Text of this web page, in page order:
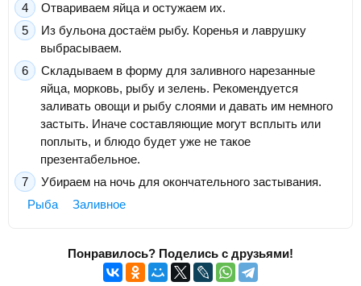
Отвариваем яйца и остужаем их.
Из бульона достаём рыбу. Коренья и лаврушку
выбрасываем.
Складываем в форму для заливного нарезанные
яйца, морковь, рыбу и зелень. Рекомендуется
заливать овощи и рыбу слоями и давать им немного
застыть. Иначе составляющие могут всплыть или
поплыть, и блюдо будет уже не такое
презентабельное.
Убираем на ночь для окончательного застывания.
Рыба
Заливное
Понравилось? Поделись с друзьями!